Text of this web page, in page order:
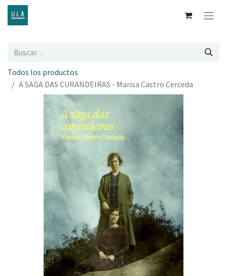
Todos los productos
A SAGA DAS CURANDEIRAS - Marisa Castro Cerceda